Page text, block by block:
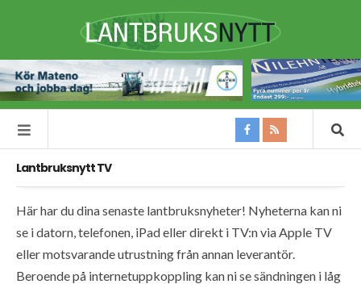
Lantbruksnytt TV
Här har du dina senaste lantbruksnyheter! Nyheterna kan ni
se i datorn, telefonen, iPad eller direkt i TV:n via Apple TV
eller motsvarande utrustning från annan leverantör.
Beroende på internetuppkoppling kan ni se sändningen i låg